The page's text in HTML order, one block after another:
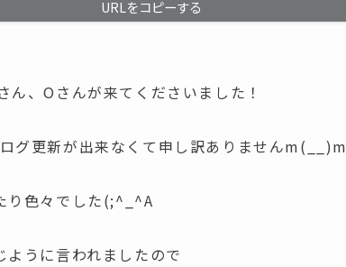
URLをコピーする
、Oさんが来てくださいました！
グ更新が出来なくて申し訳ありませんm(__)m
り色々でした(;^_^A
うに言われましたので